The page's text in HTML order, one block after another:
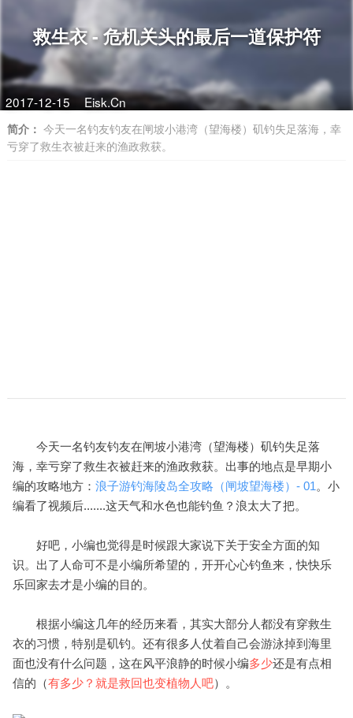
救生衣 - 危机关头的最后一道保护符
2017-12-15 Eisk.Cn
简介： 今天一名钓友钓友在闸坡小港湾（望海楼）矶钓失足落海，幸
亏穿了救生衣被赶来的渔政救获。
今天一名钓友钓友在闸坡小港湾（望海楼）矶钓失足落
海，幸亏穿了救生衣被赶来的渔政救获。出事的地点是早期小
编的攻略地方： 浪子游钓海陵岛全攻略（闸坡望海楼）- 01。小
编看了视频后.......这天气和水色也能钓鱼？浪太大了把。
好吧，小编也觉得是时候跟大家说下关于安全方面的知
识。出了人命可不是小编所希望的，开开心心钓鱼来，快快乐
乐回家去才是小编的目的。
根据小编这几年的经历来看，其实大部分人都没有穿救生
衣的习惯，特别是矶钓。还有很多人仗着自己会游泳掉到海里
面也没有什么问题，这在风平浪静的时候小编多少还是有点相
信的（有多少？就是救回也变植物人吧）。